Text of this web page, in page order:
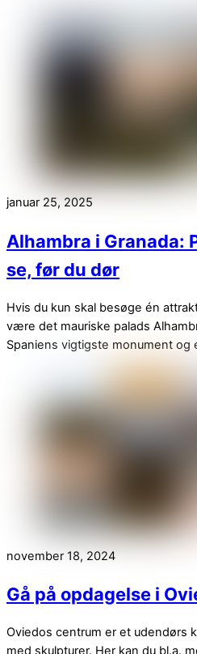
januar 25, 2025
Alhambra i Granada:
se, før du dør
Hvis du kun skal besøge én
være det mauriske palads
Spaniens vigtigste monument og
november 18, 2024
Gå på opdagelse i
Oviedos centrum er et udendørs
med skulpturer. Her kan du bl.a.